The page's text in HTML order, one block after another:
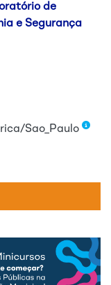
de
e Segurança
Sao_Paulo